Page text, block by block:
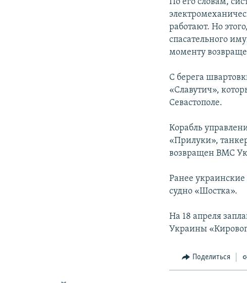
По его словам,
работают. Но
спасательного
моменту
С берега
«Славутич»,
Севастополе.
Корабль
«Прилуки»,
возвращен ВМС
Ранее
судно «Шостка».
На 18 апреля
Украины
Поделиться